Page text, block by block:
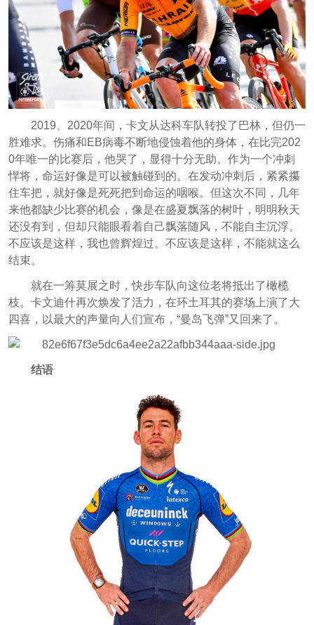
2019、2020年间，卡文从达科车队转投了巴林，但仍一
胜难求。伤痛和EB病毒不断地侵蚀着他的身体，在比完202
0年唯一的比赛后，他哭了，显得十分无助。作为一个冲刺
悍将，命运好像是可以被触碰到的。在发动冲刺后，紧紧攥
住车把，就好像是死死把到命运的咽喉。但这次不同，几年
来他都缺少比赛的机会，像是在盛夏飘落的树叶，明明秋天
还没有到，但却只能眼看着自己飘落随风，不能自主沉浮。
不应该是这样，我也曾辉煌过。不应该是这样，不能就这么
结束。
就在一筹莫展之时，快步车队向这位老将抵出了橄榄
枝。卡文迪什再次焕发了活力，在环土耳其的赛场上演了大
四喜，以最大的声量向人们宣布，“曼岛飞弹”又回来了。
结语